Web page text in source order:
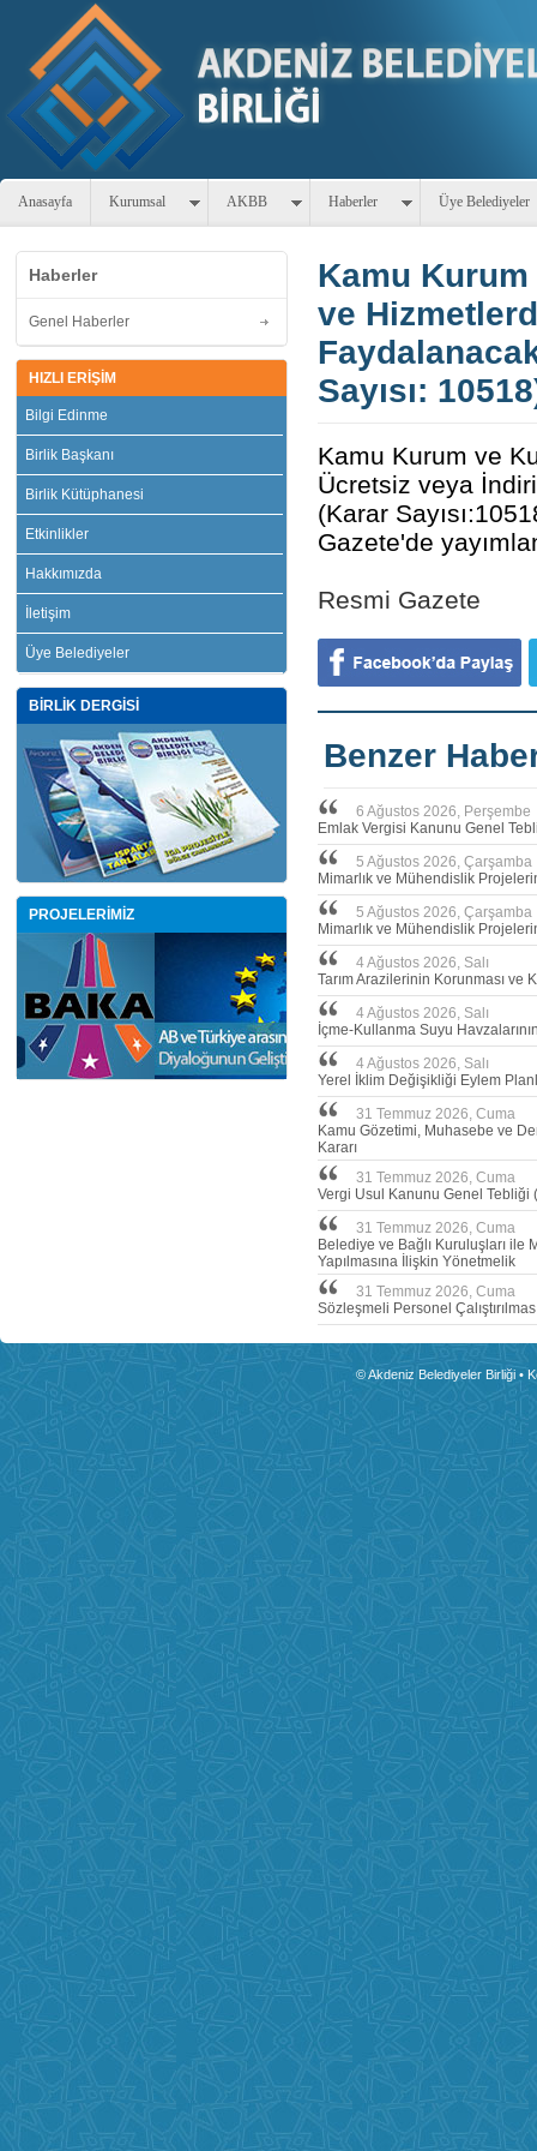
Anasayfa Kurumsal AKBB Haberler Üye Belediyeler
Haberler
Genel Haberler
HIZLI ERİŞİM
Bilgi Edinme
Birlik Başkanı
Birlik Kütüphanesi
Etkinlikler
Hakkımızda
İletişim
Üye Belediyeler
BİRLİK DERGİSİ
PROJELERİMİZ
Kamu Kurum
ve
Sayısı:
Kamu Kurum ve
Ücretsiz veya
(Karar
Gazete'de
Resmi Gazete
Benzer
6 Ağustos 2026, Perşembe
Emlak Vergisi Kanunu Genel
5 Ağustos 2026, Çarşamba
Mimarlık ve Mühendislik
5 Ağustos 2026, Çarşamba
Mimarlık ve Mühendislik
4 Ağustos 2026, Salı
Tarım Arazilerinin Korunması ve
4 Ağustos 2026, Salı
İçme-Kullanma Suyu
4 Ağustos 2026, Salı
Yerel İklim Değişikliği Eylem
31 Temmuz 2026, Cuma
Kamu Gözetimi, Muhasebe ve
Kararı
31 Temmuz 2026, Cuma
Vergi Usul Kanunu Genel Tebliği
31 Temmuz 2026, Cuma
Belediye ve Bağlı Kuruluşları
Yapılmasına İlişkin Yönetmelik
31 Temmuz 2026, Cuma
Sözleşmeli Personel
© Akdeniz Belediyeler Birliği •